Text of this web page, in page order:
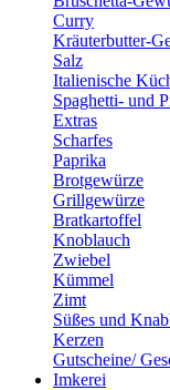
Curry
Kräuterbutter-
Salz
Italienische
Spaghetti- und
Extras
Scharfes
Paprika
Brotgewürze
Grillgewürze
Bratkartoffel
Knoblauch
Zwiebel
Kümmel
Zimt
Süßes und
Kerzen
Gutscheine/
Imkerei